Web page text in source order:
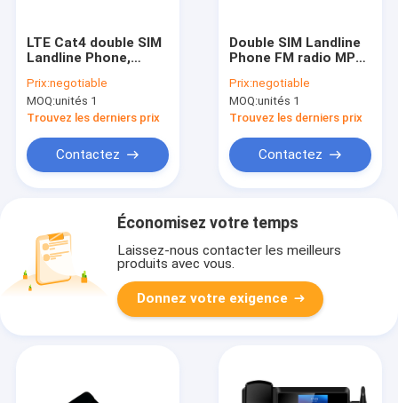
LTE Cat4 double SIM
Landline Phone,
avec le point
névralgique de SIM
Card And WIFI
Prix:negotiable
MOQ:unités 1
Trouvez les derniers prix
Contactez
Double SIM Landline
Phone FM radio MP3
Prix:negotiable
MOQ:unités 1
Trouvez les derniers prix
Contactez
Économisez votre temps
Laissez-nous contacter les meilleurs
produits avec vous.
Donnez votre exigence